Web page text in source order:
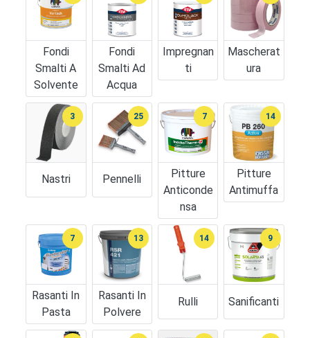
Fondi
Smalti A
Solvente
Fondi
Smalti Ad
Acqua
Impregnan
Ti
Mascherat
Ura
Nastri
3
Pennelli
25
Pitture
Anticonde
Nsa
7
Pitture
Antimuffa
14
Rasanti In
Pasta
7
Rasanti In
Polvere
13
Rulli
14
Sanificanti
9